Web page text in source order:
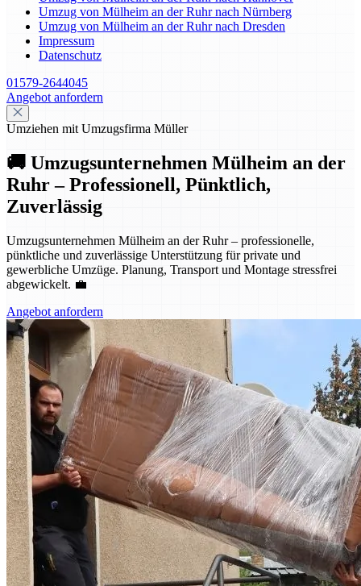
Umzug von Mülheim an der Ruhr nach Nürnberg
Umzug von Mülheim an der Ruhr nach Dresden
Impressum
Datenschutz
01579-2644045
Angebot anfordern
Umziehen mit Umzugsfirma Müller
🚚 Umzugsunternehmen Mülheim an der
Ruhr – Professionell, Pünktlich,
Zuverlässig
Umzugsunternehmen Mülheim an der Ruhr – professionelle,
pünktliche und zuverlässige Unterstützung für private und
gewerbliche Umzüge. Planung, Transport und Montage stressfrei
abgewickelt. 💼
Angebot anfordern